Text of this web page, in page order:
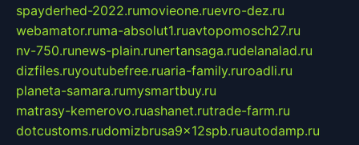
spayderhed-2022.rumovieone.ruevro-dez.ru
webamator.ruma-absolut1.ruavtopomosch27.ru
nv-750.runews-plain.runertansaga.rudelanalad.ru
dizfiles.ruyoutubefree.ruaria-family.ruroadli.ru
planeta-samara.rumysmartbuy.ru
matrasy-kemerovo.ruashanet.rutrade-farm.ru
dotcustoms.rudomizbrusa9x12spb.ruautodamp.ru